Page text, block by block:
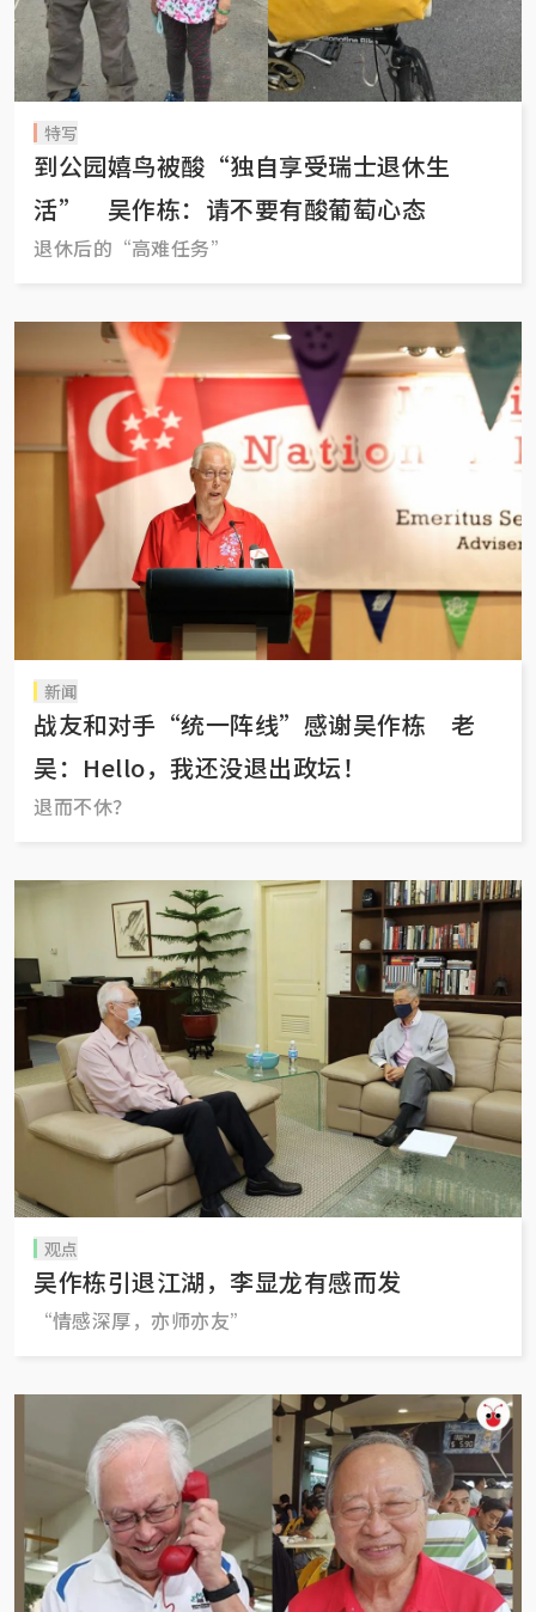
特写
到公园嬉鸟被酸“独自享受瑞士退休生
活” 吴作栋：请不要有酸葡萄心态
退休后的“高难任务”
新闻
战友和对手“统一阵线”感谢吴作栋 老
吴：Hello，我还没退出政坛！
退而不休？
观点
吴作栋引退江湖，李显龙有感而发
“情感深厚，亦师亦友”